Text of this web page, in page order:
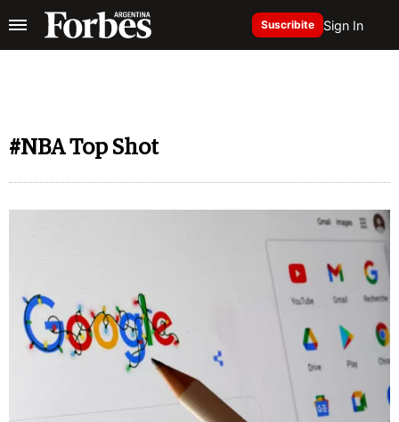
Suscribite Sign In
#NBA Top Shot